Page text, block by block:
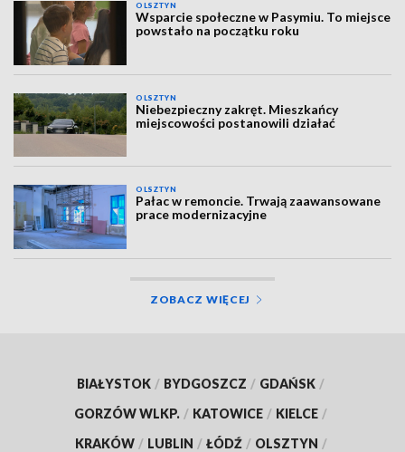
OLSZTYN
Wsparcie społeczne w Pasymiu. To miejsce
powstało na początku roku
OLSZTYN
Niebezpieczny zakręt. Mieszkańcy
miejscowości postanowili działać
OLSZTYN
Pałac w remoncie. Trwają zaawansowane
prace modernizacyjne
ZOBACZ WIĘCEJ
BIAŁYSTOK / BYDGOSZCZ / GDAŃSK /
GORZÓW WLKP. / KATOWICE / KIELCE /
KRAKÓW / LUBLIN / ŁÓDŹ / OLSZTYN /